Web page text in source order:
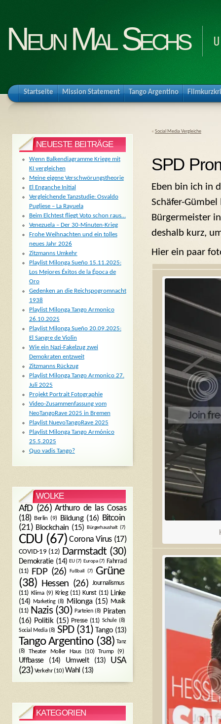
Neun Mal Sechs
Startseite Mission Statement Tango Argentino
« Social Media Vergleiche
SPD
Eben bin ich in
Schäfer-
Bürgermeister
deshalb kurz,
Hier ein paar
NEUESTE BEITRÄGE
Wenn Balkendiagramme Kriege mit
KI vergleichen
Meine eigene Verschwörungstheorie
El Enganche Initial
Vergleichende Tanzstudie: Osvaldo
Pugliese – La Rayuela
Beim Elchtest fliegt Voto schon raus…
Venezuela – Der 30-Minuten-Krieg
Frohe Weihnachten und ein tolles
neues Jahr 2026
Zitzmanns Umkehr
Playlist Milonga Sueño 15.11.2025:
Los Mejores Éxitos de la Época de
Oro
Gedenken an die Reichspogromnacht
1938
Playlist Milonga Tango Armonico
26.10.2025
Playlist Milonga Sueño 20.09.2025:
El Sangre de Violin
Wie ein Nazi-Fakelzug zwei
Demokraten entzweit
Zitzmanns Rückzug
Playlist Milonga Tango Armonico 27.
Juli 2025
Projekt Portrait Fotographie
Video-Zusammenfassung vom
NeoTangoRave 2025 in Bremen
Playlist NuevoTangoRave 2025
Playlist Milonga Tango Armónico
25.5.2025
Quo vadis Tango?
WOLKE
AfD(26) Arthuro de las Cosas
(18) Berlin (9) Bildung(16) Bitcoin
(21) Blockchain (15) Bürgerhaushalt (7)
CDU (67) Corona Virus(17)
COVID-19 (12) Darmstadt (30)
Demokratie(14) EU(7) Europa(7) Fahrrad
(11)
FDP(26) Fußball (7)
Grüne
(38) Hessen (26) Journalismus
(11) Klima(9) Krieg(11) Kunst(11) Linke
(14) Marketing(8) Milonga(15) Musik
(11) Nazis(30) Parteien(8) Piraten
(16) Politik(15) Presse(11) Schule(8)
Social Media (8) SPD(31) Tango(13)
Tango Argentino(38) Tanz
(8)
Theater Moller Haus(10) Trump(9)
Uffbasse(14) Umwelt(13)
USA
(23) Verkehr(10) Wahl (13)
KATEGORIEN